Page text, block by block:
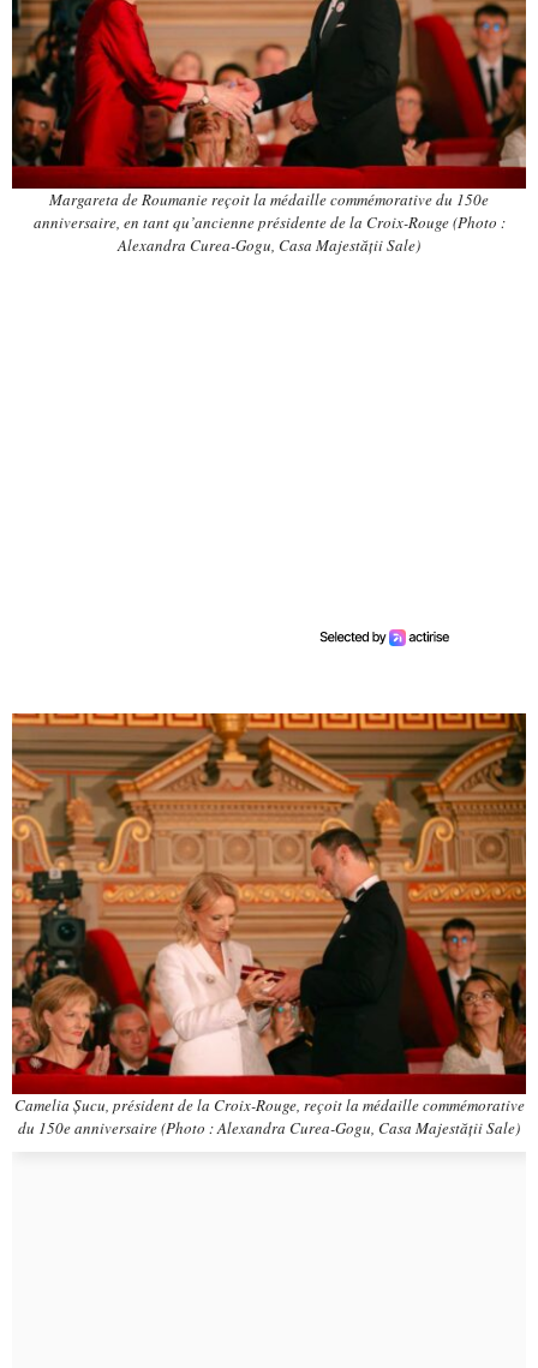
Margareta de Roumanie reçoit la médaille commémorative du 150e
anniversaire, en tant qu’ancienne présidente de la Croix-Rouge (Photo :
Alexandra Curea-Gogu, Casa Majestății Sale)
Camelia Șucu, président de la Croix-Rouge, reçoit la médaille commémorative
du 150e anniversaire (Photo : Alexandra Curea-Gogu, Casa Majestății Sale)